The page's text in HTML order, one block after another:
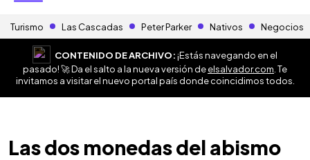
Turismo Las Cascadas Peter Parker Nativos Negocios
CONTENIDO DE ARCHIVO:¡Estás navegando en el
pasado! 🚀 Da el salto a la nueva versión deelsalvador.com . Te
invitamos a visitar el nuevo portal país donde coincidimos todos.
Las dos monedas del abismo